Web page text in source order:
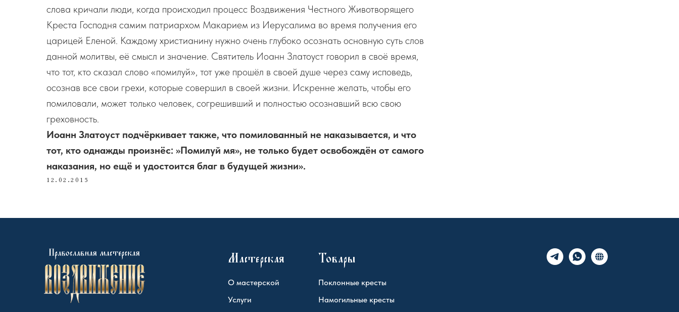
слова кричали люди, когда происходил процесс Воздвижения Честного Животворящего
Креста Господня самим патриархом Макарием из Иерусалима во время получения его
царицей Еленой. Каждому христианину нужно очень глубоко осознать основную суть слов
данной молитвы, её смысл и значение. Святитель Иоанн Златоуст говорил в своё время,
что тот, кто сказал слово «помилуй», тот уже прошёл в своей душе через саму исповедь,
осознав все свои грехи, которые совершил в своей жизни. Искренне желать, чтобы его
помиловали, может только человек, согрешивший и полностью осознавший всю свою
греховность.
Иоанн Златоуст подчёркивает также, что помилованный не наказывается, и что
тот, кто однажды произнёс: »Помилуй мя», не только будет освобождён от самого
наказания, но ещё и удостоится благ в будущей жизни».
12.02.2015
Мастерская
О мастерской
Услуги
Товары
Поклонные кресты
Намогильные кресты